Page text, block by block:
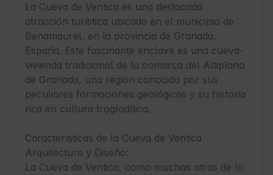
La Cueva de Ventica es una destacada
atracción turística ubicada en el municipio de
Benamaurel, en la provincia de Granada,
España. Este fascinante enclave es una cueva-
vivienda tradicional de la comarca del Altiplano
de Granada, una región conocida por sus
peculiares formaciones geológicas y su historia
rica en cultura troglodítica.
Características de la Cueva de Ventica
Arquitectura y Diseño:
La Cueva de Ventica, como muchas otras de la